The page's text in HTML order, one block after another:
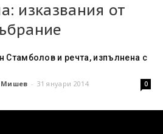
изказвания от
Стамболов и речта, изпълнена с
- 31 януари 2014 0